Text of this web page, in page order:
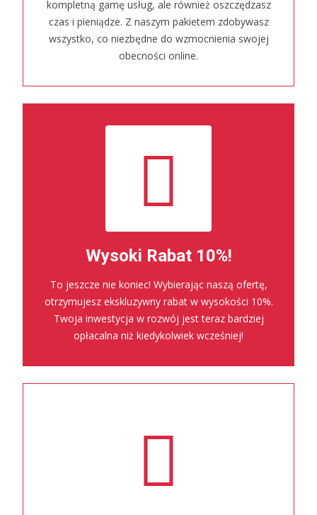
kompletną gamę usług, ale również oszczędzasz
czas i pieniądze. Z naszym pakietem zdobywasz
wszystko, co niezbędne do wzmocnienia swojej
obecności online.
Wysoki Rabat 10%!
To jeszcze nie koniec! Wybierając naszą ofertę,
otrzymujesz ekskluzywny rabat w wysokości 10%.
Twoja inwestycja w rozwój jest teraz bardziej
opłacalna niż kiedykolwiek wcześniej!